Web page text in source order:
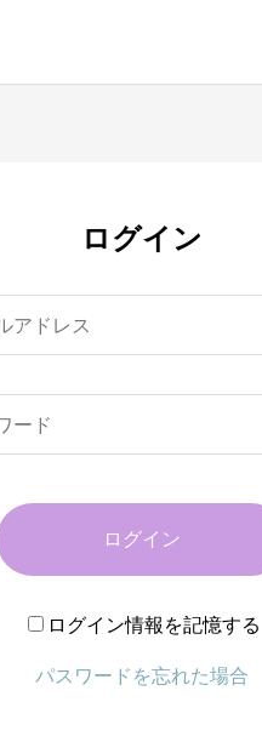
ログイン
ログイン
ログイン情報を記憶する
パスワードを忘れた場合